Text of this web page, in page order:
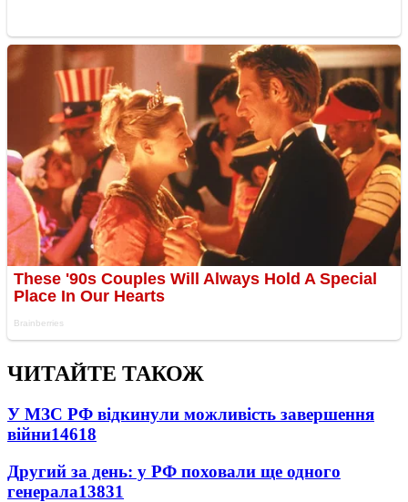
ЧИТАЙТЕ ТАКОЖ
У МЗС РФ відкинули можливість завершення
війни14618
Другий за день: у РФ поховали ще одного
генерала13831